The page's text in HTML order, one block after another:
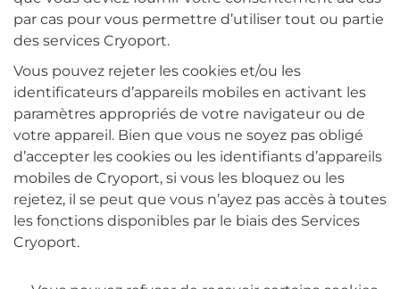
par cas pour vous permettre d’utiliser tout ou partie
des services Cryoport.
Vous pouvez rejeter les cookies et/ou les
identificateurs d’appareils mobiles en activant les
paramètres appropriés de votre navigateur ou de
votre appareil. Bien que vous ne soyez pas obligé
d’accepter les cookies ou les identifiants d’appareils
mobiles de Cryoport, si vous les bloquez ou les
rejetez, il se peut que vous n’ayez pas accès à toutes
les fonctions disponibles par le biais des Services
Cryoport.